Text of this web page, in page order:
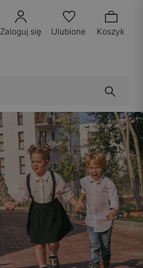
Zaloguj się Ulubione Koszyk